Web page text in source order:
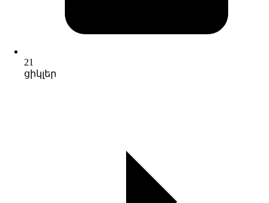
21
ցիկլեր